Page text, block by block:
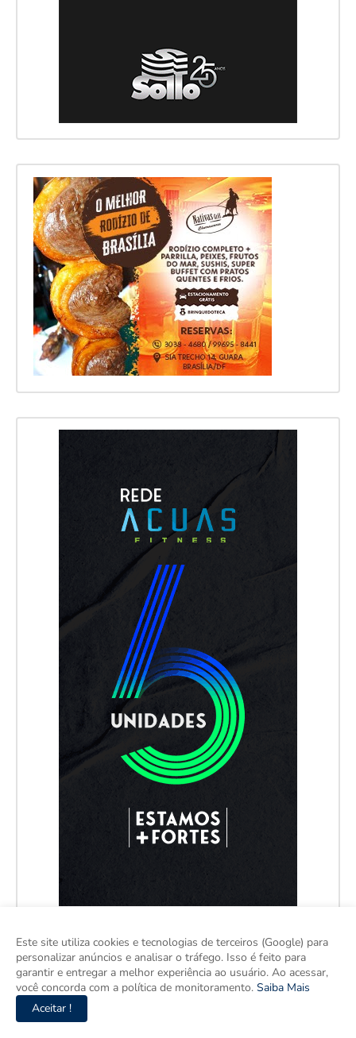
Este site utiliza cookies e tecnologias de terceiros (Google) para
personalizar anúncios e analisar o tráfego. Isso é feito para
garantir e entregar a melhor experiência ao usuário. Ao acessar,
você concorda com a política de monitoramento. Saiba Mais
Aceitar !